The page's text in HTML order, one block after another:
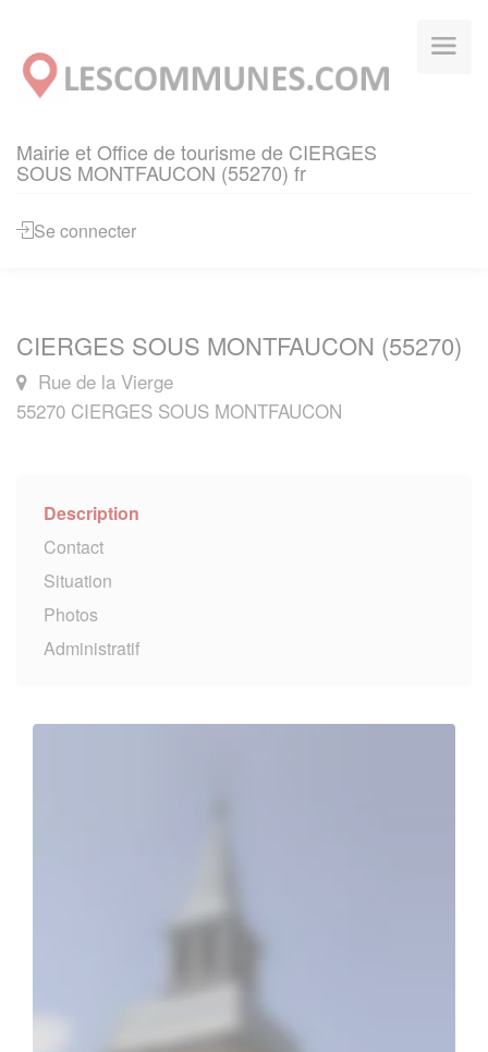
Mairie et Office de tourisme de CIERGES
SOUS MONTFAUCON (55270) fr
Se connecter
CIERGES SOUS MONTFAUCON (55270)
Rue de la Vierge
55270 CIERGES SOUS MONTFAUCON
Description
Contact
Situation
Photos
Administratif